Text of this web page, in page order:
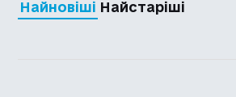
Найновіші Найстаріші